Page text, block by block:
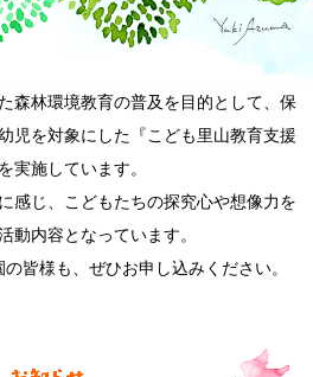
森林環境教育の普及を目的として、 保
児を対象にした 『こども里山教育支援
実施しています。
感じ、こどもたちの探究心や想像力を
動内容となっています。
皆様も、 ぜひお申し込みください。